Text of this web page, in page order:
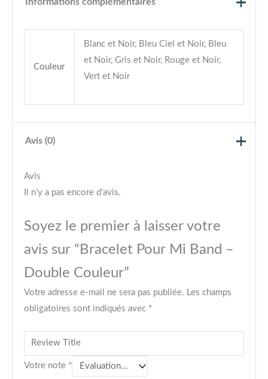
Informations complémentaires
Couleur
Blanc et Noir, Bleu Ciel et Noir, Bleu
et Noir, Gris et Noir, Rouge et Noir,
Vert et Noir
Avis (0)
Avis
Il n’y a pas encore d’avis.
Soyez le premier à laisser votre
avis sur “Bracelet Pour Mi Band –
Double Couleur”
Votre adresse e-mail ne sera pas publiée. Les champs
obligatoires sont indiqués avec *
Votre note *